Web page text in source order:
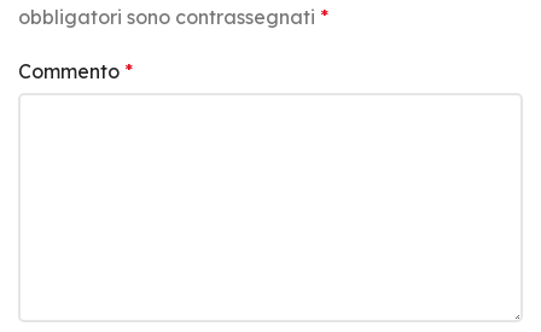
obbligatori sono contrassegnati *
Commento *